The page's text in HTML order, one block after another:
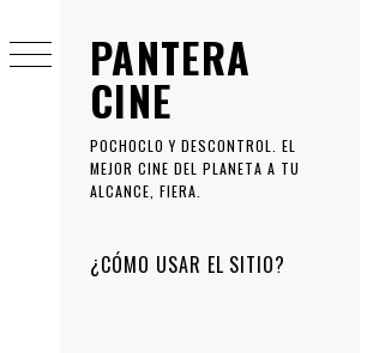
PANTERA
CINE
POCHOCLO Y DESCONTROL. EL
MEJOR CINE DEL PLANETA A TU
ALCANCE, FIERA.
principal
¿CÓMO USAR EL SITIO?
al
contenido